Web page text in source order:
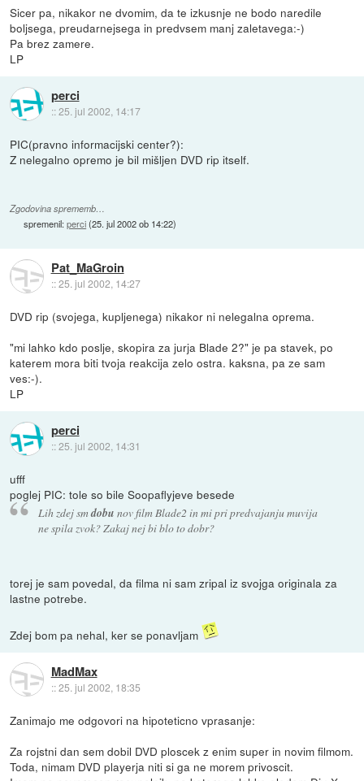
Sicer pa, nikakor ne dvomim, da te izkusnje ne bodo naredile
boljsega, preudarnejsega in predvsem manj zaletavega:-)
Pa brez zamere.
LP
perci
::25. jul 2002, 14:17
PIC(pravno informacijski center?):
Z nelegalno opremo je bil mišljen DVD rip itself.
Zgodovina sprememb…
spremenil:perci(25. jul 2002 ob 14:22)
Pat_MaGroin
::25. jul 2002, 14:27
DVD rip (svojega, kupljenega) nikakor ni nelegalna oprema.
"mi lahko kdo poslje, skopira za jurja Blade 2?" je pa stavek, po
katerem mora biti tvoja reakcija zelo ostra. kaksna, pa ze sam
ves:-).
LP
perci
::25. jul 2002, 14:31
ufff
poglej PIC: tole so bile Soopaflyjeve besede
Lih zdej smdobu nov film Blade2 in mi pri predvajanju muvija
ne spila zvok? Zakaj nej bi blo to dobr?
torej je sam povedal, da filma ni sam zripal iz svojga originala za
lastne potrebe.
Zdej bom pa nehal, ker se ponavljam
MadMax
::25. jul 2002, 18:35
Zanimajo me odgovori na hipoteticno vprasanje:
Za rojstni dan sem dobil DVD ploscek z enim super in novim filmom.
Toda, nimam DVD playerja niti si ga ne morem privoscit.